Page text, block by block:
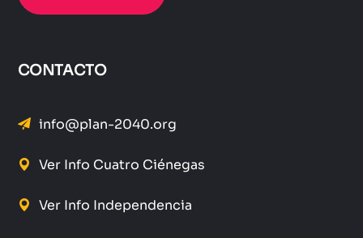
CONTACTO
info@plan-2040.org
Ver Info Cuatro Ciénegas
Ver Info Independencia